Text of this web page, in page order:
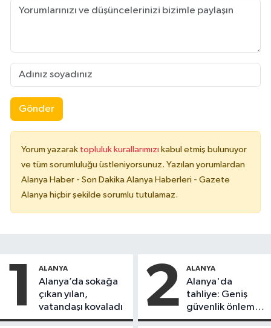
Gönder
Yorum yazarak topluluk kurallarımızı kabul etmiş bulunuyor
ve tüm sorumluluğu üstleniyorsunuz. Yazılan yorumlardan
Alanya Haber - Son Dakika Alanya Haberleri - Gazete
Alanya hiçbir şekilde sorumlu tutulamaz.
1 ALANYA
Alanya’da sokağa
çıkan yılan,
vatandaşı kovaladı
2 ALANYA
Alanya'da
tahliye: Geniş
güvenlik önlemi
alındı